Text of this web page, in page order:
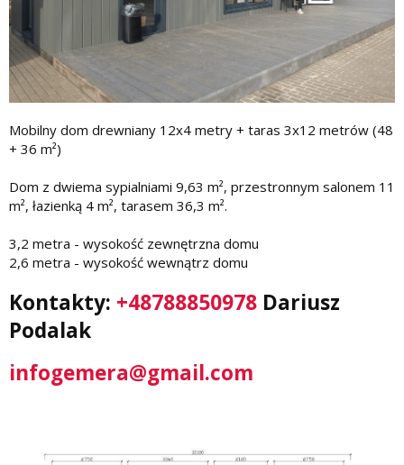
Mobilny dom drewniany 12x4 metry + taras 3x12 metrów (48
+ 36 m²)
Dom z dwiema sypialniami 9,63 m², przestronnym salonem 11
m², łazienką 4 m², tarasem 36,3 m².
3,2 metra - wysokość zewnętrzna domu
2,6 metra - wysokość wewnątrz domu
Kontakty: +48788850978 Dariusz
Podalak
infogemera@gmail.com